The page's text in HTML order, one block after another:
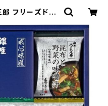
フリーズドラ